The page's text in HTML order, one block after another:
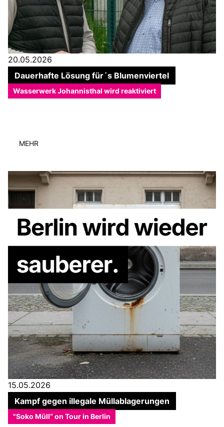
20.05.2026
Dauerhafte Lösung für´s Blumenviertel
Wasserwerk Johannisthal wird reaktiviert
MEHR
15.05.2026
Kampf gegen illegale Müllablagerungen
"Soko Müll“ on Tour in Berlin